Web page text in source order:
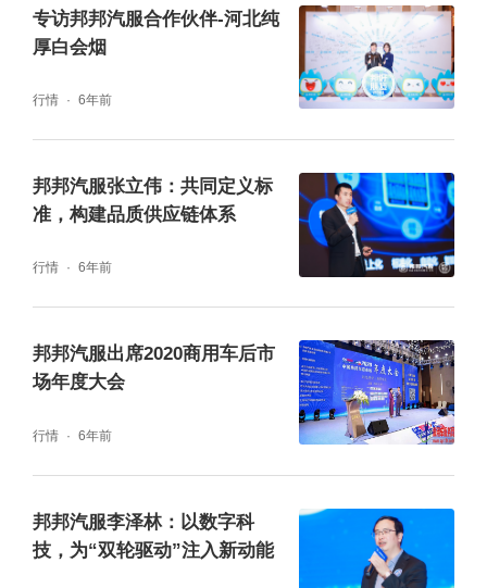
亮点三：线上+线下精彩活动，打造展会网红
不止于汽配!在本次展台上还有一个区域吸引了
众多观众驻足观看，这就是邦邦汽服特别打造
的“法展网红打卡地”——机器人模仿互动区，
专访邦邦汽服合作伙伴-河北纯
厚白会烟
行情 6年前
邦邦汽服张立伟：共同定义标
准，构建品质供应链体系
行情 6年前
邦邦汽服出席2020商用车后市
场年度大会
行情 6年前
邦邦汽服李泽林：以数字科
技，为“双轮驱动”注入新动能